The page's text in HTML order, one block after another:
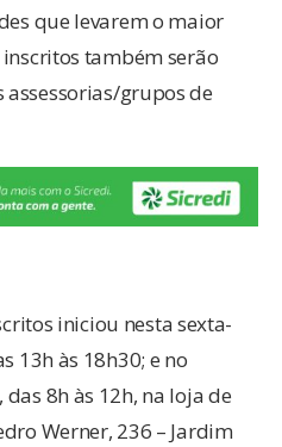
que levarem o maior
também serão
grupos de
iniciou nesta sexta-
13h às 18h30; e no
8h às 12h, na loja de
Werner, 236 – Jardim